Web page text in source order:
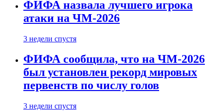
ФИФА назвала лучшего игрока
атаки на ЧМ-2026
3 недели спустя
ФИФА сообщила, что на ЧМ-2026
был установлен рекорд мировых
первенств по числу голов
3 недели спустя